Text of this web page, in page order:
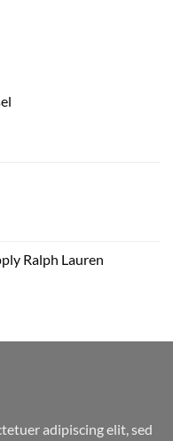
Ralph Lauren
adipiscing elit, sed